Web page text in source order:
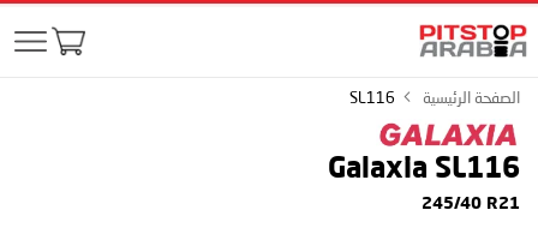
الصفحة الرئيسية SL116
Galaxia SL116
245/40 R21